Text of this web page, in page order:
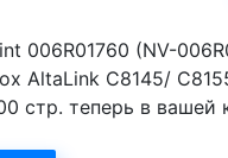
006R01760 (NV-
AltaLink C8145/
стр. теперь в вашей